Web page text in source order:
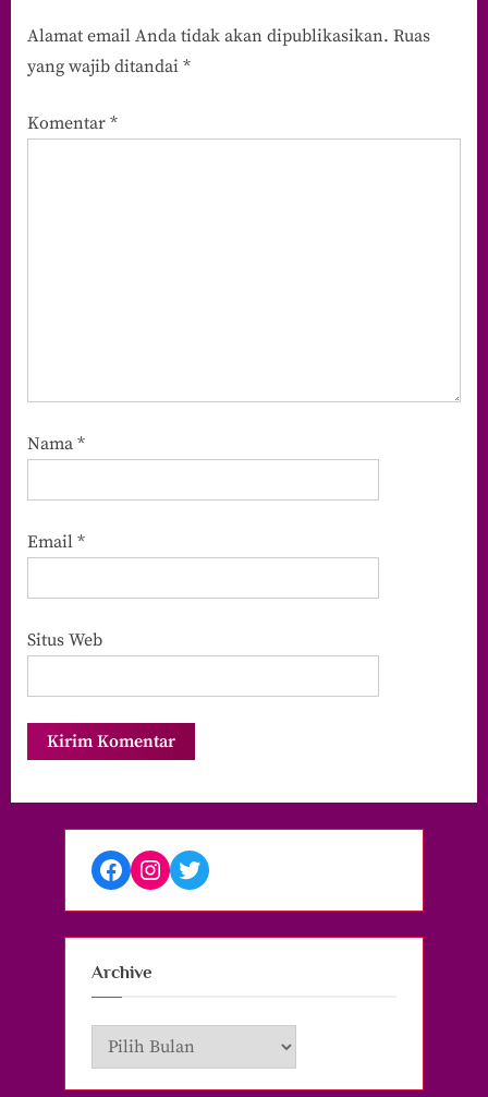
Alamat email Anda tidak akan dipublikasikan. Ruas
yang wajib ditandai *
Komentar *
Nama *
Email *
Situs Web
Facebook
Instagram
Twitter
Archive
Archive